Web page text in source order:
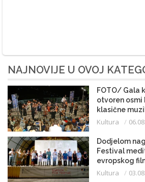
NAJNOVIJE U OVOJ
FOTO/ Gala
otvoren
klasične
Kultura
Dodjelom
Festival
evropskog
Kultura